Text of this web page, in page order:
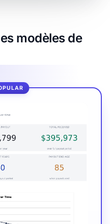
modèles de